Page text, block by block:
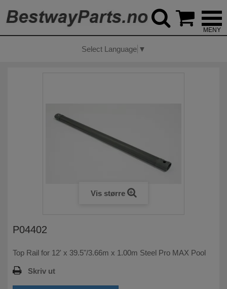
Select Language ▼
Vis større
P04402
Top Rail for 12' x 39.5"/3.66m x 1.00m Steel Pro MAX Pool
Skriv ut
 